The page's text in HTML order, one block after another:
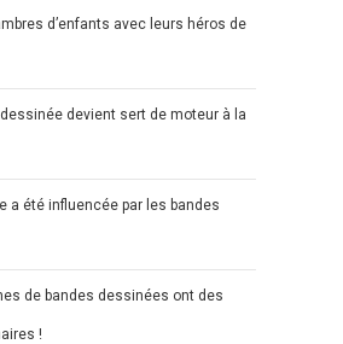
d’enfants avec leurs héros de
devient sert de moteur à la
a été influencée par les bandes
de bandes dessinées ont des
!